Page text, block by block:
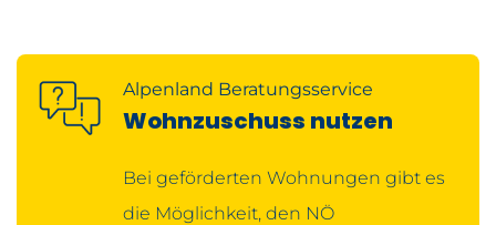
Alpenland Beratungsservice
Wohnzuschuss nutzen
Bei geförderten Wohnungen gibt es
die Möglichkeit, den NÖ